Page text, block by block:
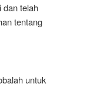
telah
tentang
untuk